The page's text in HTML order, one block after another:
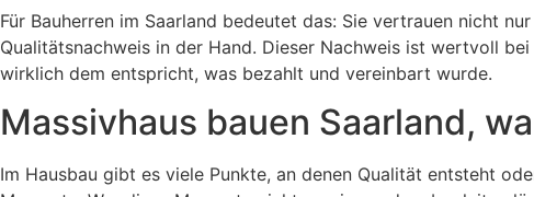
Für Bauherren im Saarland bedeutet das: Sie vertrauen nicht
Qualitätsnachweis in der Hand. Dieser Nachweis ist wertvoll
wirklich dem entspricht, was bezahlt und vereinbart wurde.
Massivhaus bauen Saarland,
Im Hausbau gibt es viele Punkte, an denen Qualität entsteht